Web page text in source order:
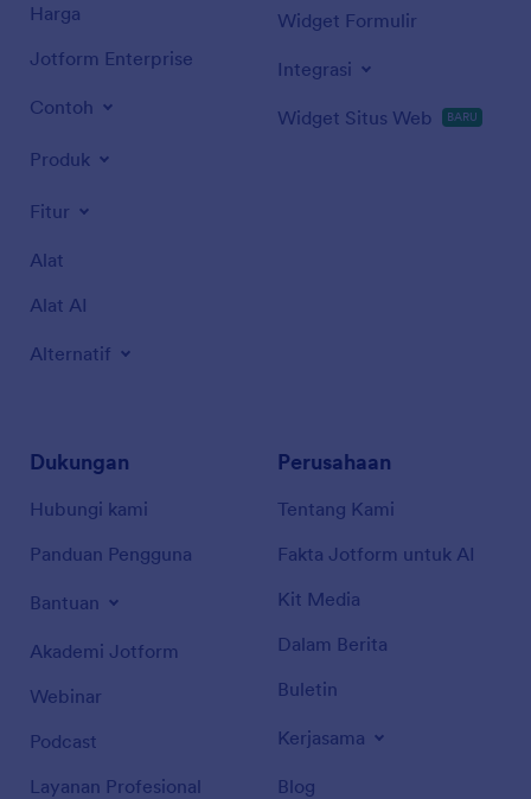
Harga
Jotform Enterprise
Contoh
Produk
Fitur
Alat
Alat AI
Alternatif
Widget Formulir
Integrasi
Widget Situs Web BARU
Dukungan
Hubungi kami
Panduan Pengguna
Bantuan
Akademi Jotform
Webinar
Podcast
Layanan Profesional
Perusahaan
Tentang Kami
Fakta Jotform untuk AI
Kit Media
Dalam Berita
Buletin
Kerjasama
Blog